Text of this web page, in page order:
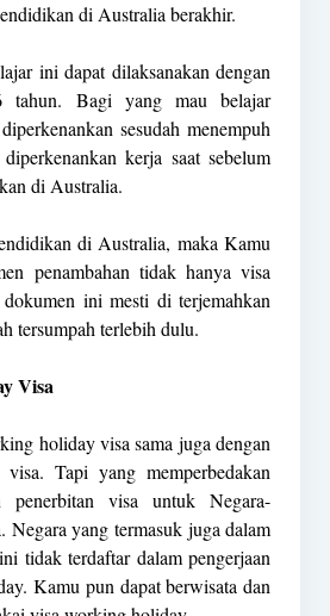
di Australia berakhir.
ini dapat dilaksanakan dengan
tahun. Bagi yang mau belajar
sesudah menempuh
kerja saat sebelum
di Australia.
di Australia, maka Kamu
penambahan tidak hanya visa
ini mesti di terjemahkan
tersumpah terlebih dulu.
Visa
holiday visa sama juga dengan
Tapi yang memperbedakan
penerbitan visa untuk Negara-
Negara yang termasuk juga dalam
tidak terdaftar dalam pengerjaan
Kamu pun dapat berwisata dan